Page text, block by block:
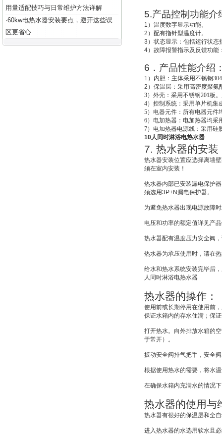
用量适配技巧与日常维护方法详解
·60kw电热水器安装要点，避开这些误
区更省心
5.产品控制功能介
1 ）温度数字显示功能。
2 ）配有指针型温度计。
3 ）状态显示：包括运行状
4）故障报警指示及反馈功
6 ．产品性能介绍
1 ） 内胆：主体采用不锈钢
2 ） 保温层：采用高密度聚氨
3）外壳：采用不锈钢201板
4）控制系统：采用单片机集
5）电器元件：所有电器元件
6）电加热器：电加热器均采
7）电加热器电源线：采用硅
10人同时淋浴电热水器
7. 热水器的安装
热水器安装位置应选择离墙
须在室内安装！
热水器内部已安装漏电保护
须选用3P+N漏电保护器。
为避免热水器出现电源故障
电压和功率的额定值详见产
热水器配有温度压力安全阀
热水器为承压使用时，请在
给水和热水系统安装完毕后
人同时淋浴电热水器
热水器的操作：
使用前或长期停用在使用前
保证水箱内的存水住满；保
打开热水。向外排放水箱的
于常开）。
扳动安全阀排气把手，安全
根据使用热水的需要，将水
在确保水箱内充满水的情况
热水器的使用与
热水器有很好的保温层和全
进入热水器的水选用软水且